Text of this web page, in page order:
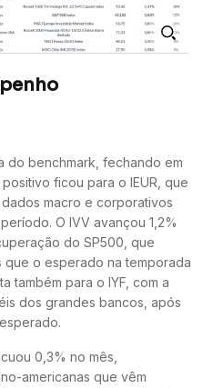
do benchmark, fechando em
ficou para o IEUR, que
macro e corporativos
O IVV avançou 1,2%
do SP500, que
que o esperado na temporada
também para o IYF, com a
dos grandes bancos, após
0,3% no mês,
americanas que vêm